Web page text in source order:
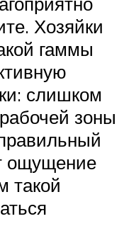
Хозяйки
гаммы
слишком
зоны
ощущение
такой